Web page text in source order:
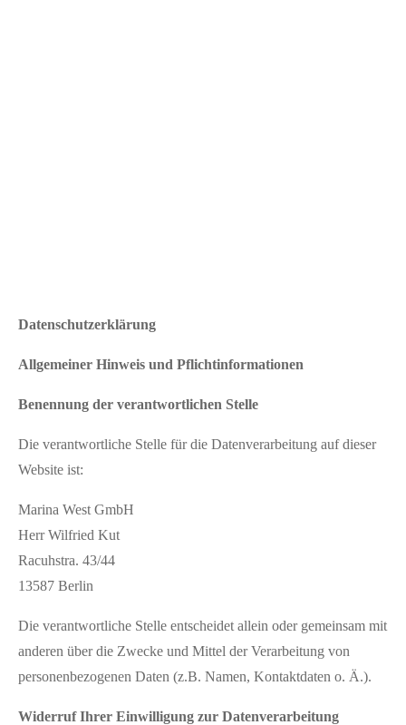
Datenschutzerklärung
Allgemeiner Hinweis und Pflichtinformationen
Benennung der verantwortlichen Stelle
Die verantwortliche Stelle für die Datenverarbeitung auf dieser
Website ist:
Marina West GmbH
Herr Wilfried Kut
Racuhstra. 43/44
13587 Berlin
Die verantwortliche Stelle entscheidet allein oder gemeinsam mit
anderen über die Zwecke und Mittel der Verarbeitung von
personenbezogenen Daten (z.B. Namen, Kontaktdaten o. Ä.).
Widerruf Ihrer Einwilligung zur Datenverarbeitung